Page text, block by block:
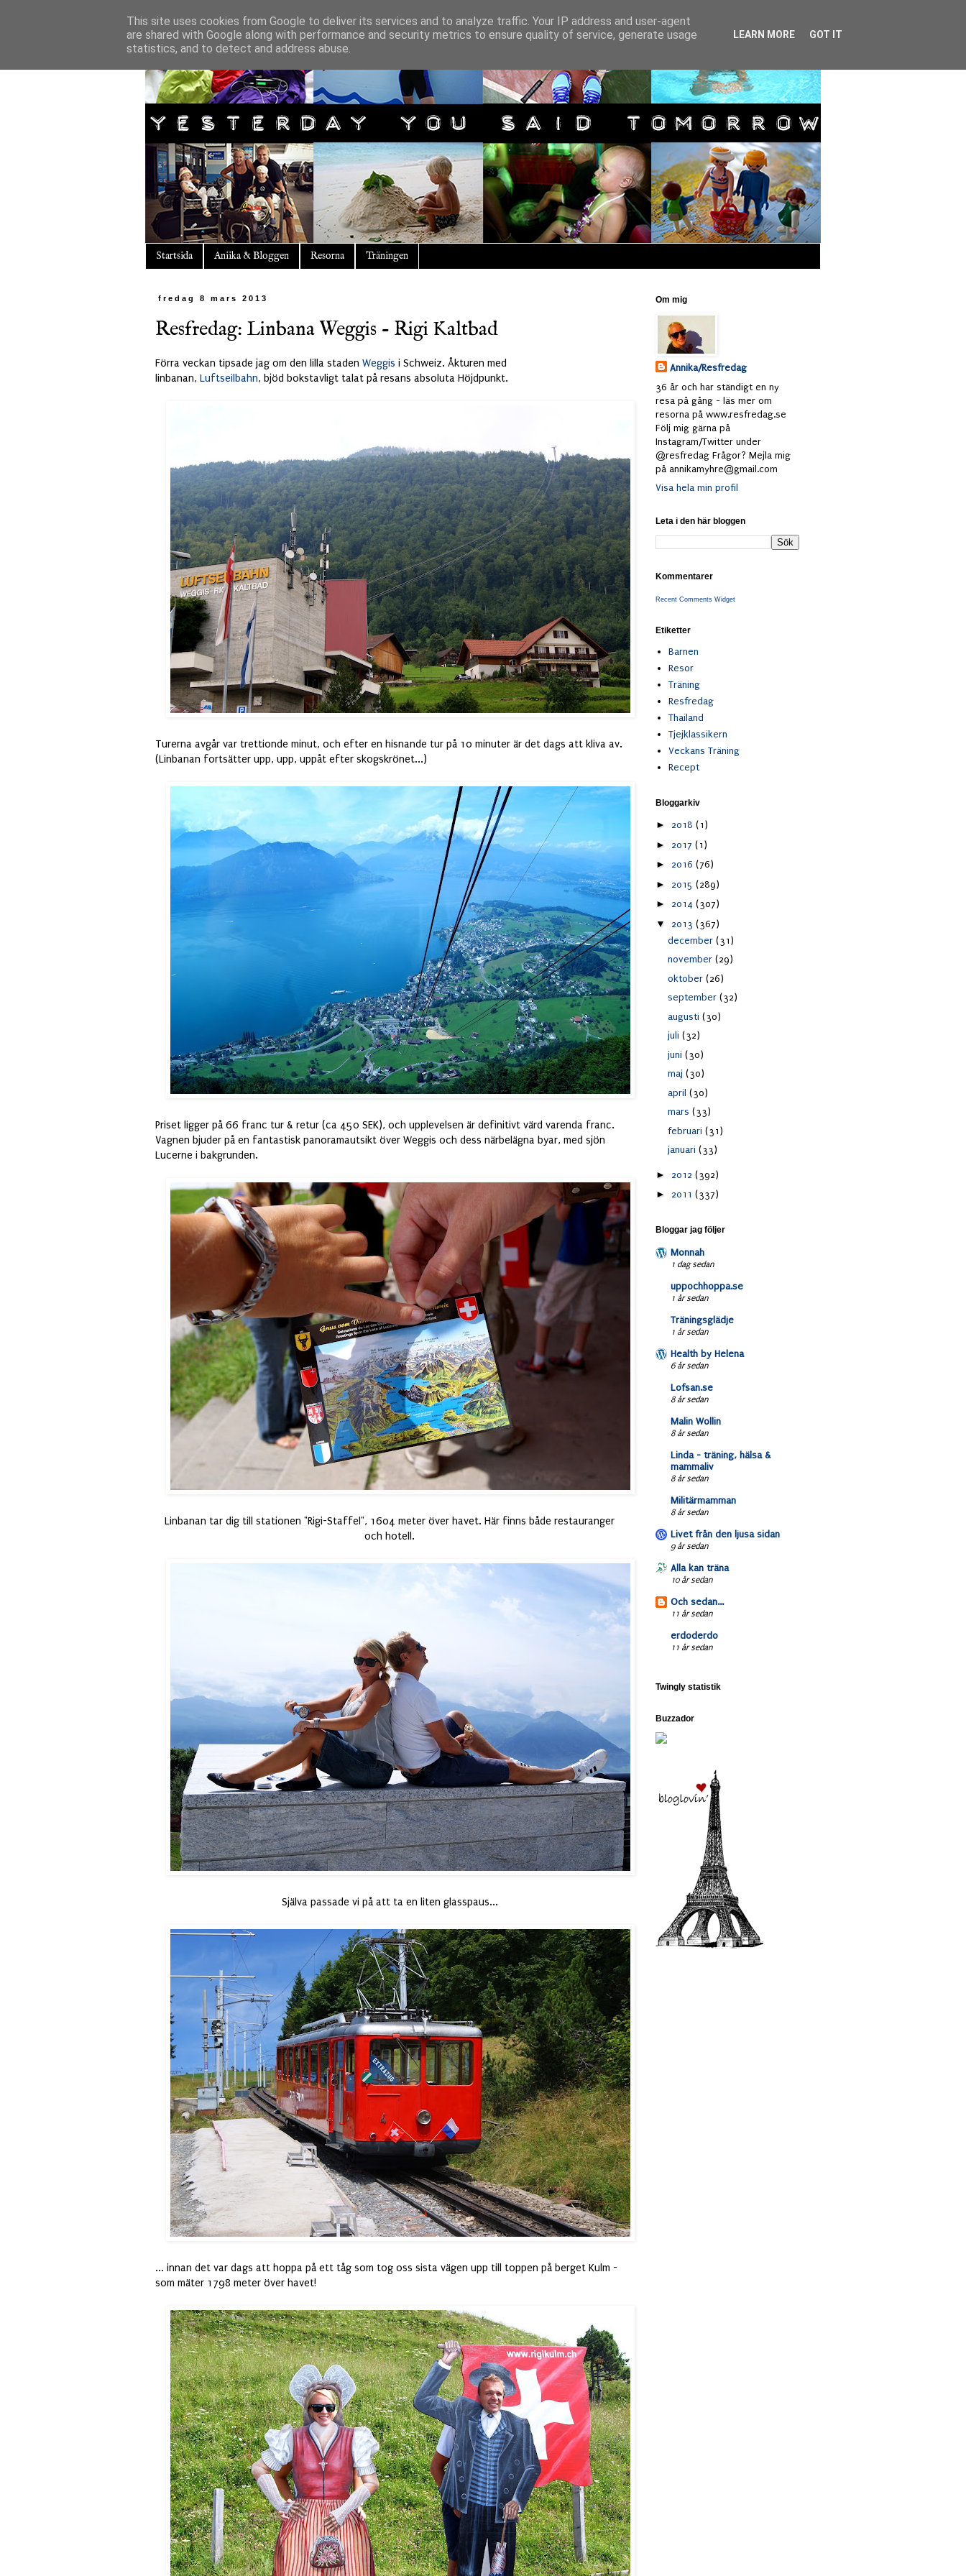
Startsida Aniika & Bloggen Resorna Träningen
fredag 8 mars 2013
Resfredag: Linbana Weggis - Rigi Kaltbad
Förra veckan tipsade jag om den lilla staden Weggis i Schweiz. Åkturen med
linbanan, Luftseilbahn, bjöd bokstavligt talat på resans absoluta Höjdpunkt.
Turerna avgår var trettionde minut, och efter en hisnande tur på 10 minuter är det dags att kliva av.
(Linbanan fortsätter upp, upp, uppåt efter skogskrönet...)
Priset ligger på 66 franc tur & retur (ca 450 SEK), och upplevelsen är definitivt värd varenda franc.
Vagnen bjuder på en fantastisk panoramautsikt över Weggis och dess närbelägna byar, med sjön
Lucerne i bakgrunden.
Linbanan tar dig till stationen "Rigi-Staffel", 1604 meter över havet. Här finns både restauranger
och hotell.
Själva passade vi på att ta en liten glasspaus...
... innan det var dags att hoppa på ett tåg som tog oss sista vägen upp till toppen på berget Kulm -
som mäter 1798 meter över havet!
Om mig
Annika/Resfredag
36 år och har ständigt en ny
resa på gång - läs mer om
resorna på www.resfredag.se
Följ mig gärna på
Instagram/Twitter under
@resfredag Frågor? Mejla mig
på annikamyhre@gmail.com
Visa hela min profil
Leta i den här bloggen
Kommentarer
Recent Comments Widget
Etiketter
Barnen
Resor
Träning
Resfredag
Thailand
Tjejklassikern
Veckans Träning
Recept
Bloggarkiv
► 2018 (1)
► 2017 (1)
► 2016 (76)
► 2015 (289)
► 2014 (307)
▼ 2013 (367)
december (31)
november (29)
oktober (26)
september (32)
augusti (30)
juli (32)
juni (30)
maj (30)
april (30)
mars (33)
februari (31)
januari (33)
► 2012 (392)
► 2011 (337)
Bloggar jag följer
Monnah
1 dag sedan
uppochhoppa.se
1 år sedan
Träningsglädje
1 år sedan
Health by Helena
6 år sedan
Lofsan.se
8 år sedan
Malin Wollin
8 år sedan
Linda - träning, hälsa &
mammaliv
8 år sedan
Militärmamman
8 år sedan
Livet från den ljusa sidan
9 år sedan
Alla kan träna
10 år sedan
Och sedan...
11 år sedan
erdoderdo
11 år sedan
Twingly statistik
Buzzador
This site uses cookies from Google to deliver its services and to analyze traffic. Your IP address and user-agent
are shared with Google along with performance and security metrics to ensure quality of service, generate usage
statistics, and to detect and address abuse.
LEARN MORE GOT IT